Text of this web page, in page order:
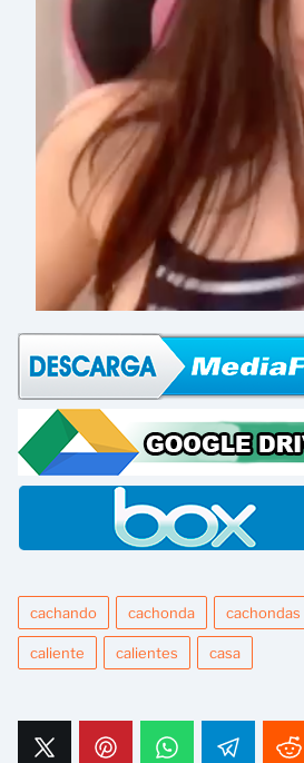
cachando cachonda cachondas
caliente calientes casa